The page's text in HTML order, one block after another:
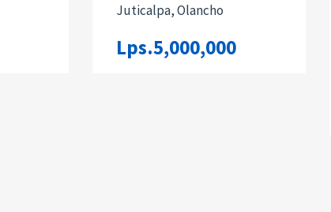
Juticalpa, Olancho
Lps.5,000,000